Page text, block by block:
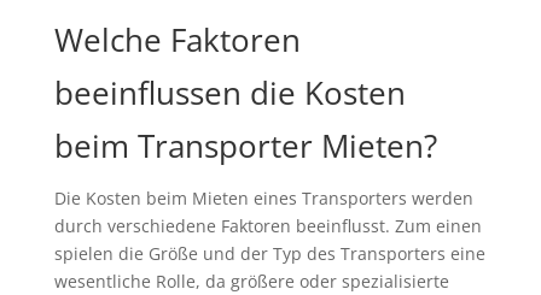
Welche Faktoren
beeinflussen die Kosten
beim Transporter Mieten?
Die Kosten beim Mieten eines Transporters werden
durch verschiedene Faktoren beeinflusst. Zum einen
spielen die Größe und der Typ des Transporters eine
wesentliche Rolle, da größere oder spezialisierte